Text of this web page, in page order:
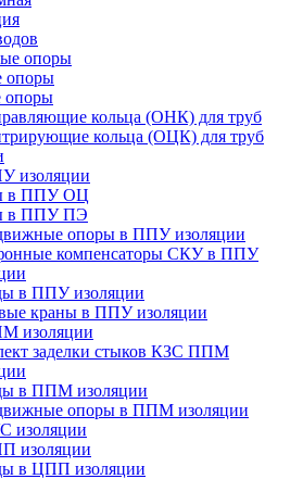
опоры
опоры
опоры
кольца (ОНК) для труб
кольца (ОЦК) для труб
изоляции
в ППУ ОЦ
в ППУ ПЭ
опоры в ППУ изоляции
компенсаторы СКУ в ППУ
в ППУ изоляции
краны в ППУ изоляции
изоляции
заделки стыков КЗС ППМ
в ППМ изоляции
опоры в ППМ изоляции
изоляции
изоляции
в ЦПП изоляции